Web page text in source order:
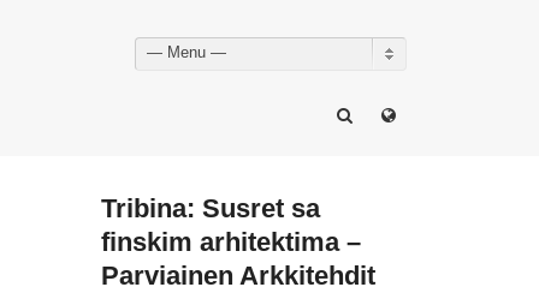
— Menu —
Tribina: Susret sa
finskim arhitektima –
Parviainen Arkkitehdit